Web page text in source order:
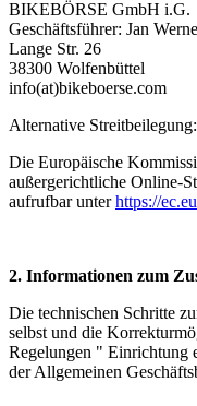
BIKEBÖRSE GmbH i.G.
Geschäftsführer: Jan
Lange Str. 26
38300 Wolfenbüttel
info(at)bikeboerse.com
Alternative Streitbeilegung:
Die Europäische
außergerichtliche Online-
aufrufbar unterhttps://
2. Informationen zum
Die technischen Schritte
selbst und die
Regelungen " Einrichtung
der Allgemeinen